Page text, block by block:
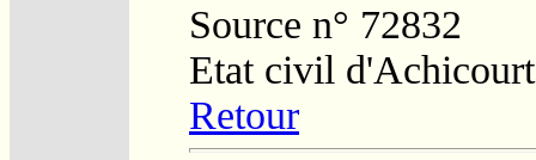
Source n° 72832
Etat civil d'Achicourt
Retour